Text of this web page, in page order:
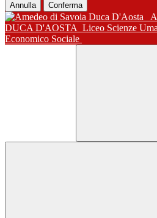
Annulla Conferma
DUCA D'AOSTA Liceo Scienze
Economico Sociale